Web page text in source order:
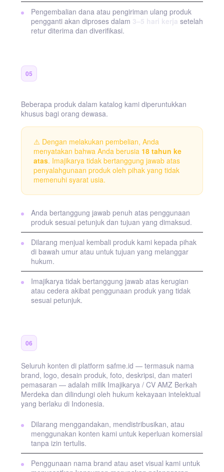
Pengembalian dana atau pengiriman ulang produk
pengganti akan diproses dalam
setelah
retur diterima dan diverifikasi.
05
Beberapa produk dalam katalog kami diperuntukkan
khusus bagi orang dewasa.
⚠️ Dengan melakukan pembelian, Anda
menyatakan bahwa Anda berusia 18 tahun ke
atas. Imajikarya tidak bertanggung jawab atas
penyalahgunaan produk oleh pihak yang tidak
memenuhi syarat usia.
Anda bertanggung jawab penuh atas penggunaan
produk sesuai petunjuk dan tujuan yang dimaksud.
Dilarang menjual kembali produk kami kepada pihak
di bawah umur atau untuk tujuan yang melanggar
hukum.
Imajikarya tidak bertanggung jawab atas kerugian
atau cedera akibat penggunaan produk yang tidak
sesuai petunjuk.
06
Seluruh konten di platform safme.id — termasuk nama
brand, logo, desain produk, foto, deskripsi, dan materi
pemasaran — adalah milik Imajikarya / CV AMZ Berkah
Merdeka dan dilindungi oleh hukum kekayaan intelektual
yang berlaku di Indonesia.
Dilarang menggandakan, mendistribusikan, atau
menggunakan konten kami untuk keperluan komersial
tanpa izin tertulis.
Penggunaan nama brand atau aset visual kami untuk